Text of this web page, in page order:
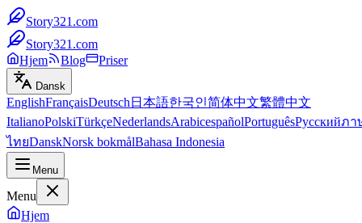
Story321.com
Story321.com
Hjem
Blog Priser
Dansk
EnglishFrançaisDeutsch 日本語한국인简体中文繁體中文
ItalianoPolskiTürkçeNederlandsArabicespañolPortuguêsРусскийภา
ไทยDanskNorsk bokmålBahasa Indonesia
Menu
Menu
Hjem